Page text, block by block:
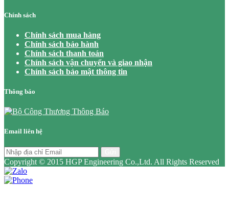
Chính sách
Chính sách mua hàng
Chính sách bảo hành
Chính sách thanh toán
Chính sách vận chuyển và giao nhận
Chính sách bảo mật thông tin
Thông báo
Email liên hệ
Copyright © 2015 HGP Engineering Co.,Ltd. All Rights Reserved